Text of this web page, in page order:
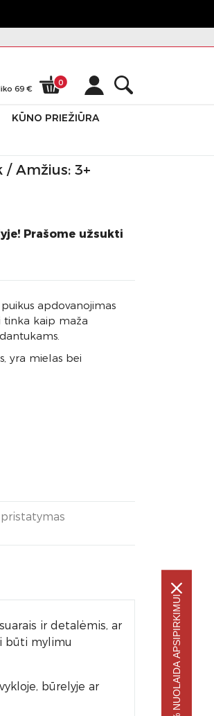
69 €
0
KŪNO PRIEŽIŪRA
/ Amžius: 3+
Prašome užsukti
apdovanojimas
tinka kaip maža
yra mielas bei
ir detalėmis, ar
būti mylimu
būrelyje ar
-5% NUOLAIDA APSIPIRKIMUI